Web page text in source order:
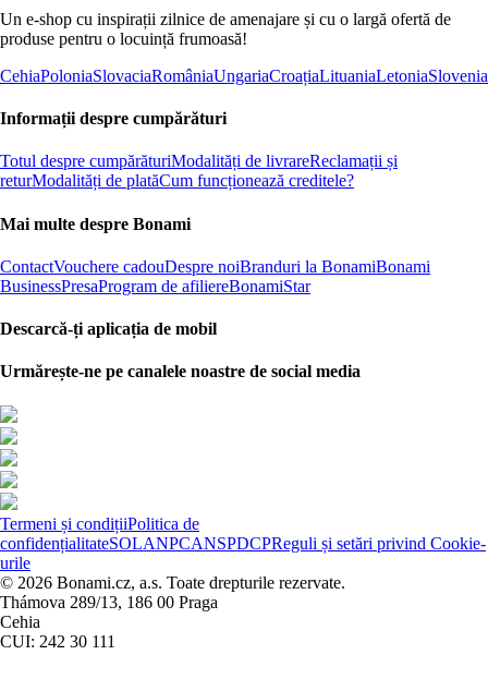
Un e-shop cu inspirații zilnice de amenajare și cu o largă ofertă de
produse pentru o locuință frumoasă!
CehiaPoloniaSlovaciaRomâniaUngariaCroațiaLituaniaLetoniaSlovenia
Informații despre cumpărături
Totul despre cumpărăturiModalități de livrareReclamații și
returModalități de platăCum funcționează creditele?
Mai multe despre Bonami
ContactVouchere cadouDespre noiBranduri la BonamiBonami
BusinessPresaProgram de afiliereBonamiStar
Descarcă-ți aplicația de mobil
Urmărește-ne pe canalele noastre de social media
Termeni și condițiiPolitica de
confidențialitateSOLANPCANSPDCPReguli și setări privind Cookie-
urile
© 2026 Bonami.cz, a.s. Toate drepturile rezervate.
Thámova 289/13, 186 00 Praga
Cehia
CUI: 242 30 111